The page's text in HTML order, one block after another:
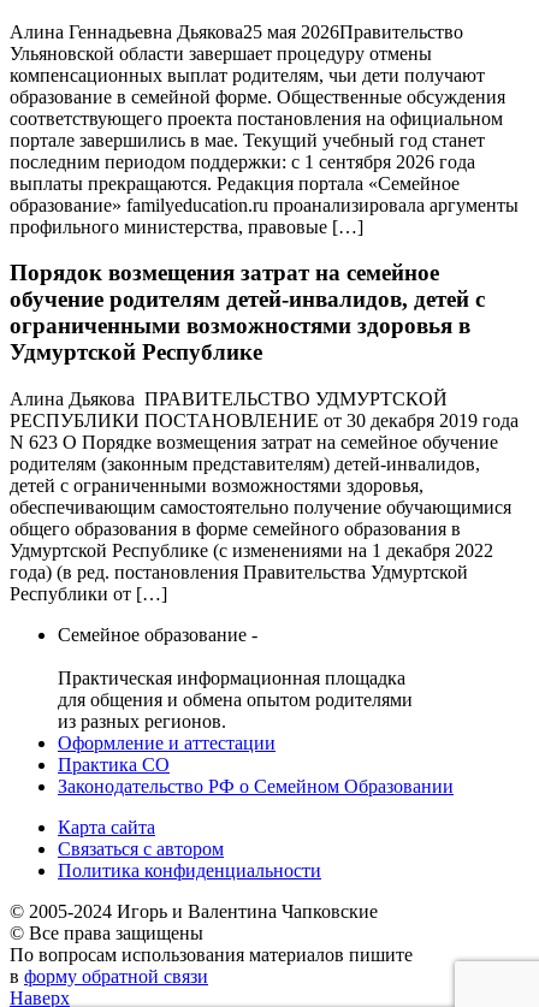
Алина Геннадьевна Дьякова25 мая 2026Правительство
Ульяновской области завершает процедуру отмены
компенсационных выплат родителям, чьи дети получают
образование в семейной форме. Общественные обсуждения
соответствующего проекта постановления на официальном
портале завершились в мае. Текущий учебный год станет
последним периодом поддержки: с 1 сентября 2026 года
выплаты прекращаются. Редакция портала «Семейное
образование» familyeducation.ru проанализировала аргументы
профильного министерства, правовые […]
Порядок возмещения затрат на семейное
обучение родителям детей-инвалидов, детей с
ограниченными возможностями здоровья в
Удмуртской Республике
Алина Дьякова ПРАВИТЕЛЬСТВО УДМУРТСКОЙ
РЕСПУБЛИКИ ПОСТАНОВЛЕНИЕ от 30 декабря 2019 года
N 623 О Порядке возмещения затрат на семейное обучение
родителям (законным представителям) детей-инвалидов,
детей с ограниченными возможностями здоровья,
обеспечивающим самостоятельно получение обучающимися
общего образования в форме семейного образования в
Удмуртской Республике (с изменениями на 1 декабря 2022
года) (в ред. постановления Правительства Удмуртской
Республики от […]
Семейное образование -
Практическая информационная площадка
для общения и обмена опытом родителями
из разных регионов.
Оформление и аттестации
Практика СО
Законодательство РФ о Семейном Образовании
Карта сайта
Связаться с автором
Политика конфиденциальности
© 2005-2024 Игорь и Валентина Чапковские
© Все права защищены
По вопросам использования материалов пишите
в форму обратной связи
Наверх